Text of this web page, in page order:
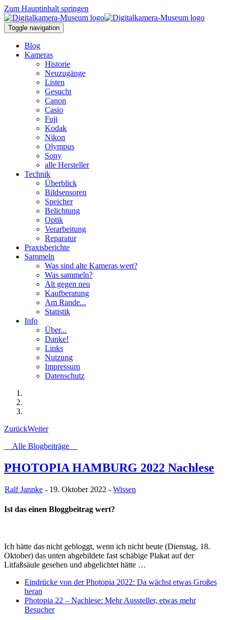
Zum Hauptinhalt springen
Toggle navigation
Blog
Kameras
Historie
Neuzugänge
Listen
Gesucht
Canon
Casio
Fuji
Kodak
Nikon
Olympus
Sony
alle Hersteller
Technik
Überblick
Bildsensoren
Speicher
Belichtung
Optik
Verarbeitung
Reparatur
Praxisberichte
Sammeln
Was sind alte Kameras wert?
Was sammeln?
Alt gegen neu
Kaufberatung
Am Rande...
Statistik
Info
Über...
Danke!
Links
Nutzung
Impressum
Datenschutz
ZurückWeiter
Alle Blogbeiträge
PHOTOPIA HAMBURG 2022 Nachlese
Ralf Jannke - 19. Oktober 2022 - Wissen
Ist das einen Bloggbeitrag wert?
Ich hätte das nicht gebloggt, wenn ich nicht heute (Dienstag, 18.
Oktober) das unten abgebildete fast schäbige Plakat auf der
Litfaßsäule gesehen und abgelichtet hätte …
Eindrücke von der Photopia 2022: Da wächst etwas Großes
heran
Photopia 22 – Nachlese: Mehr Aussteller, etwas mehr
Besucher